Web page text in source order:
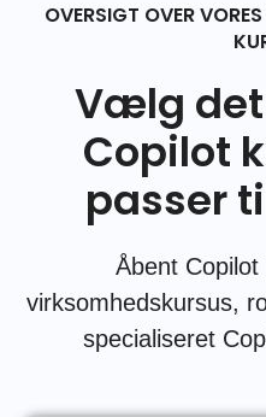
OVERSIGT OVER
Vælg
Copilot
passer
Åbent
virksomhedskursus,
specialiseret